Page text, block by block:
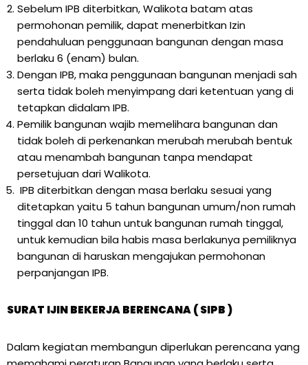
Sebelum IPB diterbitkan, Walikota batam atas
permohonan pemilik, dapat menerbitkan Izin
pendahuluan penggunaan bangunan dengan masa
berlaku 6 (enam) bulan.
Dengan IPB, maka penggunaan bangunan menjadi sah
serta tidak boleh menyimpang dari ketentuan yang di
tetapkan didalam IPB.
Pemilik bangunan wajib memelihara bangunan dan
tidak boleh di perkenankan merubah merubah bentuk
atau menambah bangunan tanpa mendapat
persetujuan dari Walikota.
IPB diterbitkan dengan masa berlaku sesuai yang
ditetapkan yaitu 5 tahun bangunan umum/non rumah
tinggal dan 10 tahun untuk bangunan rumah tinggal,
untuk kemudian bila habis masa berlakunya pemiliknya
bangunan di haruskan mengajukan permohonan
perpanjangan IPB.
SURAT IJIN BEKERJA BERENCANA ( SIPB )
Dalam kegiatan membangun diperlukan perencana yang